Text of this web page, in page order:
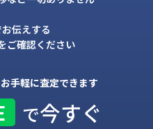
伝えする
ご確認ください
手軽に査定できます
で今すぐ